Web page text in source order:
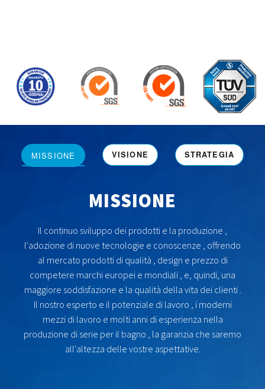
MISSIONE VISIONE STRATEGIA
MISSIONE
Il continuo sviluppo dei prodotti e la produzione ,
l'adozione di nuove tecnologie e conoscenze , offrendo
al mercato prodotti di qualità , design e prezzo di
competere marchi europei e mondiali , e, quindi, una
maggiore soddisfazione e la qualità della vita dei clienti .
Il nostro esperto e il potenziale di lavoro , i moderni
mezzi di lavoro e molti anni di esperienza nella
produzione di serie per il bagno , la garanzia che saremo
all'altezza delle vostre aspettative.